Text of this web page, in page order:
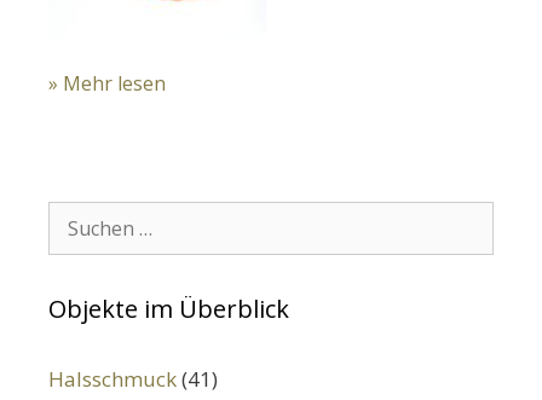
» Mehr lesen
Suchen:
Objekte im Überblick
Halsschmuck(41)